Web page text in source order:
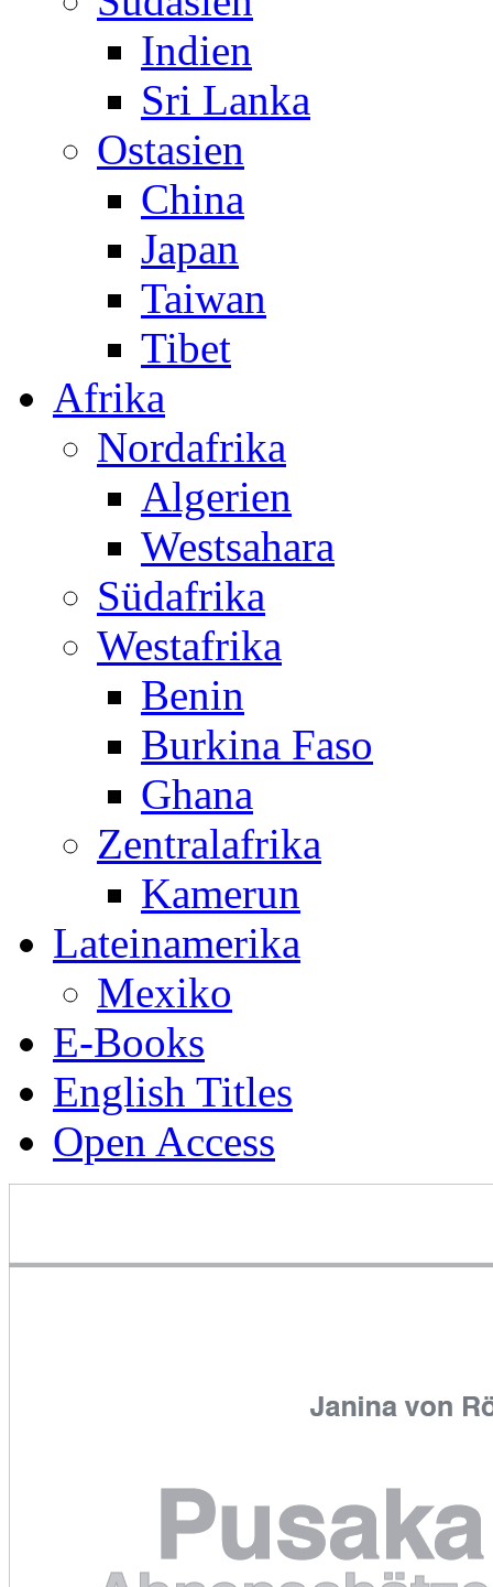
Indien
Sri Lanka
Ostasien
China
Japan
Taiwan
Tibet
Afrika
Nordafrika
Algerien
Westsahara
Südafrika
Westafrika
Benin
Burkina Faso
Ghana
Zentralafrika
Kamerun
Lateinamerika
Mexiko
E-Books
English Titles
Open Access